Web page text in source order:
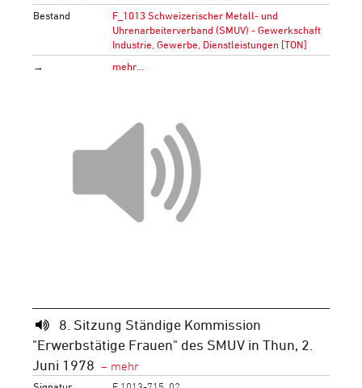
Bestand
F_1013 Schweizerischer Metall- und
Uhrenarbeiterverband (SMUV) - Gewerkschaft
Industrie, Gewerbe, Dienstleistungen [TON]
→
mehr…
8. Sitzung Ständige Kommission
"Erwerbstätige Frauen" des SMUV in Thun, 2.
Juni 1978